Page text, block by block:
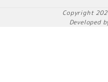
Copyright
Developed